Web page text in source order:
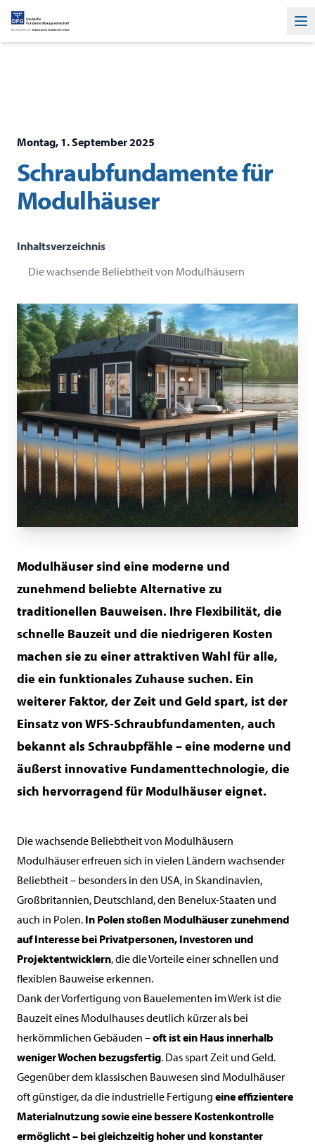
Montag, 1. September 2025
Schraubfundamente für
Modulhäuser
Inhaltsverzeichnis
Die wachsende Beliebtheit von Modulhäusern
Modulhäuser sind eine moderne und
zunehmend beliebte Alternative zu
traditionellen Bauweisen. Ihre Flexibilität, die
schnelle Bauzeit und die niedrigeren Kosten
machen sie zu einer attraktiven Wahl für alle,
die ein funktionales Zuhause suchen. Ein
weiterer Faktor, der Zeit und Geld spart, ist der
Einsatz von WFS-Schraubfundamenten, auch
bekannt als Schraubpfähle – eine moderne und
äußerst innovative Fundamenttechnologie, die
sich hervorragend für Modulhäuser eignet.
Die wachsende Beliebtheit von Modulhäusern
Modulhäuser erfreuen sich in vielen Ländern wachsender
Beliebtheit – besonders in den USA, in Skandinavien,
Großbritannien, Deutschland, den Benelux-Staaten und
auch in Polen. In Polen stoßen Modulhäuser zunehmend
auf Interesse bei Privatpersonen, Investoren und
Projektentwicklern, die die Vorteile einer schnellen und
flexiblen Bauweise erkennen.
Dank der Vorfertigung von Bauelementen im Werk ist die
Bauzeit eines Modulhauses deutlich kürzer als bei
herkömmlichen Gebäuden –oft ist ein Haus innerhalb
weniger Wochen bezugsfertig. Das spart Zeit und Geld.
Gegenüber dem klassischen Bauwesen sind Modulhäuser
oft günstiger, da die industrielle Fertigung eine effizientere
Materialnutzung sowie eine bessere Kostenkontrolle
ermöglicht – bei gleichzeitig hoher und konstanter